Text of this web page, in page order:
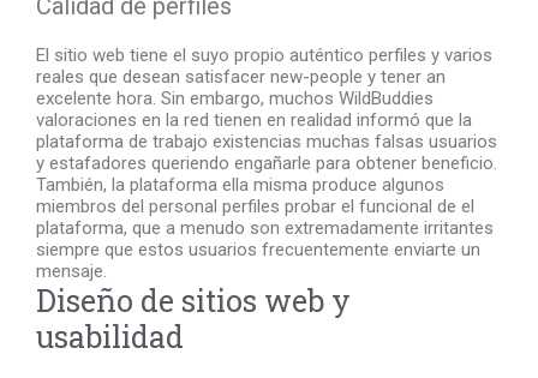
Calidad de perfiles
El sitio web tiene el suyo propio auténtico perfiles y varios
reales que desean satisfacer new-people y tener an
excelente hora. Sin embargo, muchos WildBuddies
valoraciones en la red tienen en realidad informó que la
plataforma de trabajo existencias muchas falsas usuarios
y estafadores queriendo engañarle para obtener beneficio.
También, la plataforma ella misma produce algunos
miembros del personal perfiles probar el funcional de el
plataforma, que a menudo son extremadamente irritantes
siempre que estos usuarios frecuentemente enviarte un
mensaje.
Diseño de sitios web y
usabilidad